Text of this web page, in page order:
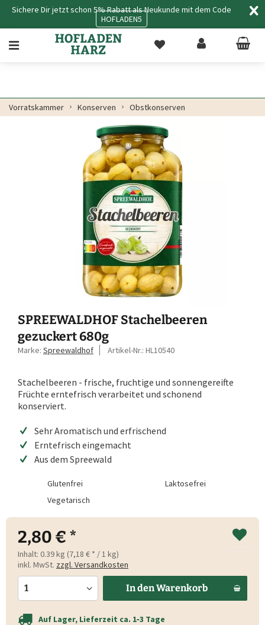
Sichere Dir jetzt schon 5% Rabatt als Neukunde mit dem Code
HOFLADEN5
Vorratskammer Konserven Obstkonserven
SPREEWALDHOF Stachelbeeren
gezuckert 680g
Marke: Spreewaldhof Artikel-Nr.: HL10540
Stachelbeeren - frische, fruchtige und sonnengereifte
Früchte erntefrisch verarbeitet und schonend
konserviert.
Sehr Aromatisch und erfrischend
Erntefrisch eingemacht
Aus dem Spreewald
Glutenfrei
Laktosefrei
Vegetarisch
2,80 € *
Inhalt: 0.39 kg (7,18 € * / 1 kg)
inkl. MwSt. zzgl. Versandkosten
In denWarenkorb
Auf Lager, Lieferzeit ca. 1‑3 Tage